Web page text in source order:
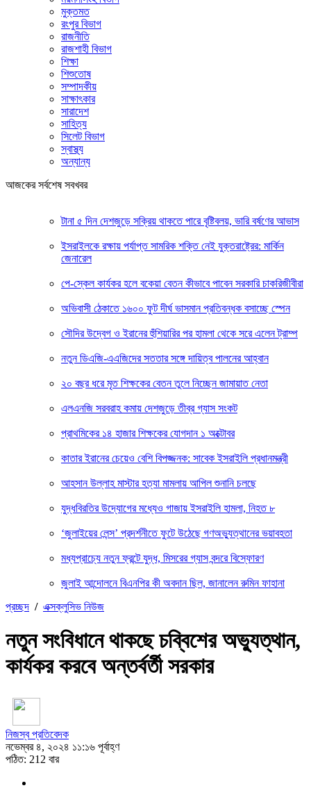
মুক্তমত
রংপুর বিভাগ
রাজনীতি
রাজশাহী বিভাগ
শিক্ষা
শিশুতোষ
সম্পাদকীয়
সাক্ষাৎকার
সারাদেশ
সাহিত্য
সিলেট বিভাগ
স্বাস্থ্য
অন্যান্য
আজকের সর্বশেষ সবখবর
টানা ৫ দিন দেশজুড়ে সক্রিয় থাকতে পারে বৃষ্টিবলয়, ভারি বর্ষণের আভাস
ইসরাইলকে রক্ষায় পর্যাপ্ত সামরিক শক্তি নেই যুক্তরাষ্ট্রের: মার্কিন
জেনারেল
পে-স্কেল কার্যকর হলে বকেয়া বেতন কীভাবে পাবেন সরকারি চাকরিজীবীরা
অভিবাসী ঠেকাতে ১৬০০ ফুট দীর্ঘ ভাসমান প্রতিবন্ধক বসাচ্ছে স্পেন
সৌদির উদ্বেগ ও ইরানের হুঁশিয়ারির পর হামলা থেকে সরে এলেন ট্রাম্প
নতুন ডিএজি-এএজিদের সততার সঙ্গে দায়িত্ব পালনের আহ্বান
২০ বছর ধরে মৃত শিক্ষকের বেতন তুলে নিচ্ছেন জামায়াত নেতা
এলএনজি সরবরাহ কমায় দেশজুড়ে তীব্র গ্যাস সংকট
প্রাথমিকের ১৪ হাজার শিক্ষকের যোগদান ১ অক্টোবর
কাতার ইরানের চেয়েও বেশি বিপজ্জনক: সাবেক ইসরাইলি প্রধানমন্ত্রী
আহসান উল্লাহ মাস্টার হত্যা মামলায় আপিল শুনানি চলছে
যুদ্ধবিরতির উদ্যোগের মধ্যেও গাজায় ইসরাইলি হামলা, নিহত ৮
‘জুলাইয়ের লেন্স’ প্রদর্শনীতে ফুটে উঠেছে গণঅভ্যুত্থানের ভয়াবহতা
মধ্যপ্রাচ্যে নতুন ফ্রন্টে যুদ্ধ, মিসরের গ্যাস বন্দরে বিস্ফোরণ
জুলাই আন্দোলনে বিএনপির কী অবদান ছিল, জানালেন রুমিন ফাহানা
প্রচ্ছদ / এক্সক্লুসিভ নিউজ
নতুন সংবিধানে থাকছে চব্বিশের অভ্যুত্থান,
কার্যকর করবে অন্তর্বর্তী সরকার
নিজস্ব প্রতিবেদক
নভেম্বর ৪, ২০২৪ ১১:১৬ পূর্বাহ্ণ
পঠিত: 212 বার